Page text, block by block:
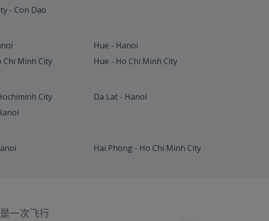
- Con Dao
Chi Minh City
Hue - Hanoi
Hue - Ho Chi Minh City
City
Da Lat - Hanoi
Hai Phong - Ho Chi Minh City
一次飞行